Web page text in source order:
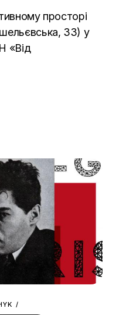
просторі
33) у
«Від